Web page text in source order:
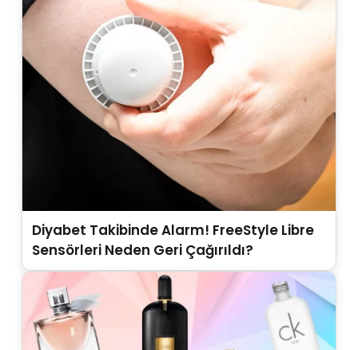
Diyabet Takibinde Alarm! FreeStyle Libre
Sensörleri Neden Geri Çağırıldı?